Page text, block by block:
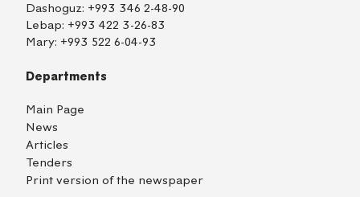
Dashoguz: +993 346 2-48-90
Lebap: +993 422 3-26-83
Mary: +993 522 6-04-93
Departments
Main Page
News
Articles
Tenders
Print version of the newspaper